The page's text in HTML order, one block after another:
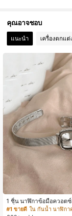
4.91
4.91
4.91
คุณอาจชอบ
แนะนำ เครื่องตกแต่
1 ชิ้น นาฬิกาข้อมือควอตซ์
ฟชั่นหน้าปัดบาร์สเกลเรียบ
#1 ขายดี